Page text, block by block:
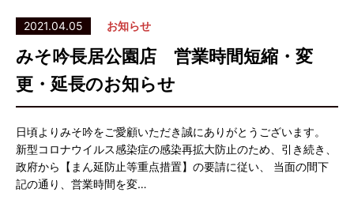
2021.04.05 お知らせ
みそ吟長居公園店 営業時間短縮・変
更・延長のお知らせ
日頃よりみそ吟をご愛顧いただき誠にありがとうございます。
新型コロナウイルス感染症の感染再拡大防止のため、引き続き、
政府から【まん延防止等重点措置】の要請に従い、 当面の間下
記の通り、営業時間を変…